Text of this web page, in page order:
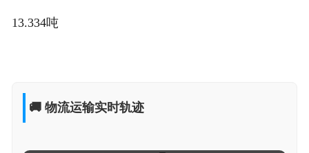
13.334吨
🚚 物流运输实时轨迹